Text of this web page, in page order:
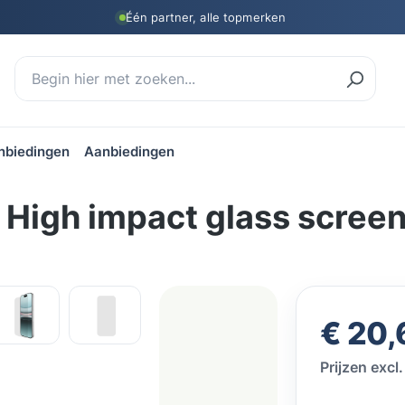
Één partner, alle topmerken
Aanbiedingen
High impact glass
€
Prijzen